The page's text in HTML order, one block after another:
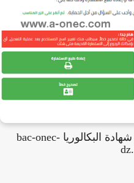
من هنا موقع تأكيد معلومات شهادة البكالوريا bac-onec-